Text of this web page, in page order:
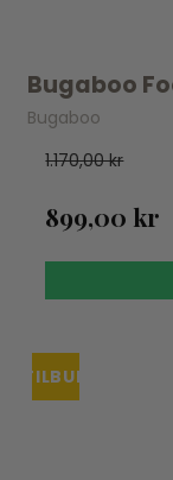
Bugaboo
Bugaboo
1.170,00 kr
899,00 kr
TILBUD